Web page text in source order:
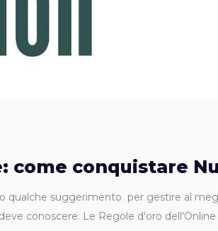
come conquistare
qualche suggerimento per gestire al
conoscere. Le Regole d'oro